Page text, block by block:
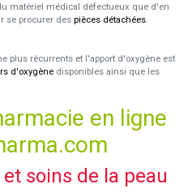
matériel médical défectueux que d'en
se procurer des pièces détachées.
plus récurrents et l'apport d'oxygène est
d'oxygène disponibles ainsi que les
en ligne
soins de la peau